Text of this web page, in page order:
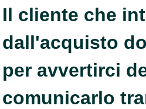
Il cliente che
dall'acquisto
per avvertirci
comunicarlo